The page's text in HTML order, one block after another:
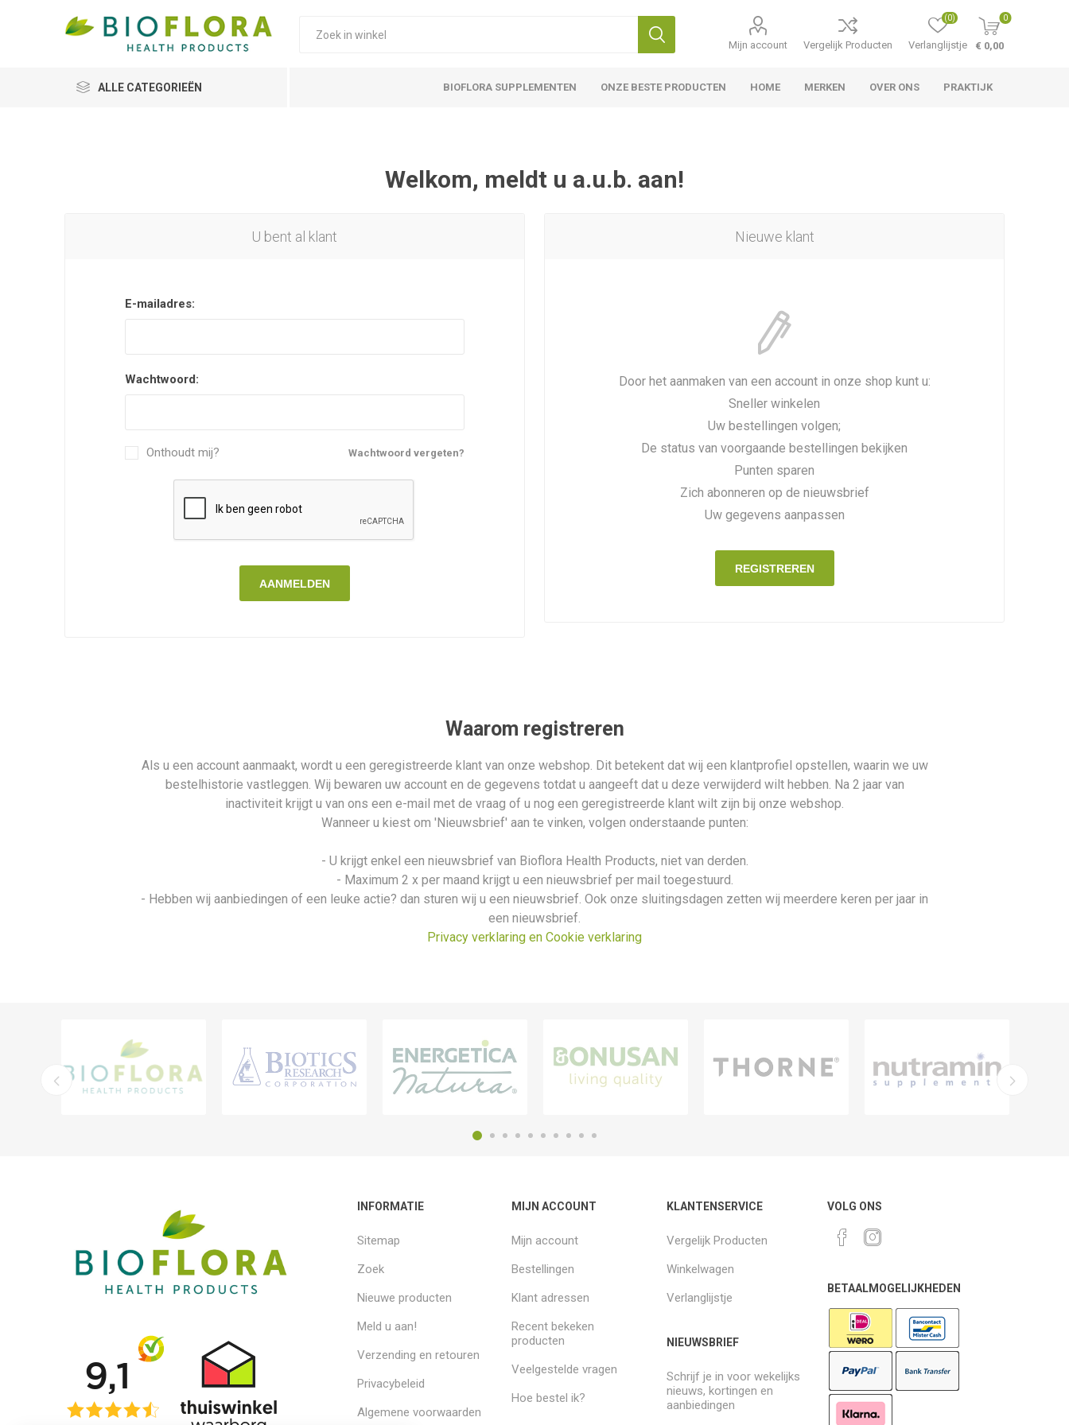
Mijn account Vergelijk Producten Verlanglijstje
(0) 0
€ 0,00
ALLE CATEGORIEËN BIOFLORA SUPPLEMENTEN ONZE BESTE PRODUCTEN HOME MERKEN OVER ONS PRAKTIJK
Welkom, meldt u a.u.b. aan!
Nieuwe klant
Door het aanmaken van een account in onze shop kunt u:
Sneller winkelen
Uw bestellingen volgen;
De status van voorgaande bestellingen bekijken
Punten sparen
Zich abonneren op de nieuwsbrief
Uw gegevens aanpassen
REGISTREREN
U bent al klant
E-mailadres:
Wachtwoord:
Wachtwoord vergeten?
Onthoudt mij?
AANMELDEN
Waarom registreren
Als u een account aanmaakt, wordt u een geregistreerde klant van onze webshop. Dit betekent dat wij een klantprofiel opstellen, waarin we uw
bestelhistorie vastleggen. Wij bewaren uw account en de gegevens totdat u aangeeft dat u deze verwijderd wilt hebben. Na 2 jaar van
inactiviteit krijgt u van ons een e-mail met de vraag of u nog een geregistreerde klant wilt zijn bij onze webshop.
Wanneer u kiest om 'Nieuwsbrief' aan te vinken, volgen onderstaande punten:
- U krijgt enkel een nieuwsbrief van Bioflora Health Products, niet van derden.
- Maximum 2 x per maand krijgt u een nieuwsbrief per mail toegestuurd.
- Hebben wij aanbiedingen of een leuke actie? dan sturen wij u een nieuwsbrief. Ook onze sluitingsdagen zetten wij meerdere keren per jaar in
een nieuwsbrief.
Privacy verklaring en Cookie verklaring
INFORMATIE
Sitemap
Zoek
Nieuwe producten
Meld u aan!
Verzending en retouren
Privacybeleid
Algemene voorwaarden
MIJN ACCOUNT
Mijn account
Bestellingen
Klant adressen
Recent bekeken
producten
Veelgestelde vragen
Hoe bestel ik?
KLANTENSERVICE
Vergelijk Producten
Winkelwagen
Verlanglijstje
NIEUWSBRIEF
Schrijf je in voor wekelijks
nieuws, kortingen en
aanbiedingen
VOLG ONS
BETAALMOGELIJKHEDEN